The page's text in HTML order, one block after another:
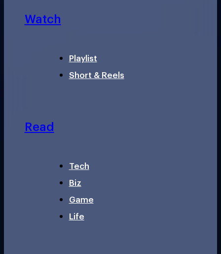
Watch
Playlist
Short & Reels
Read
Tech
Biz
Game
Life